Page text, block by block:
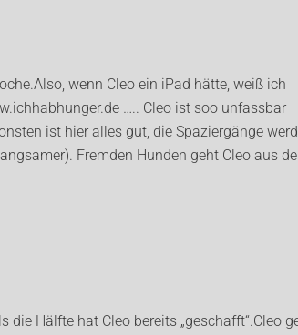
wenn Cleo ein iPad hätte, weiß ich
….. Cleo ist soo unfassbar
ist hier alles gut, die Spaziergänge
Fremden Hunden geht Cleo aus
die Hälfte hat Cleo bereits „geschafft“.Cleo